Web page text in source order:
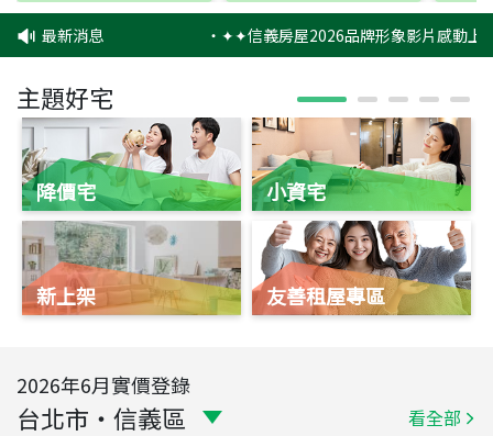
最新消息 ‧✦✦信義房屋2026品牌形象影片感動上
主題好宅
降價宅
新上架
小資宅
友善租屋專區
2026年6月實價登錄
台北市 ・ 信義區 看全部